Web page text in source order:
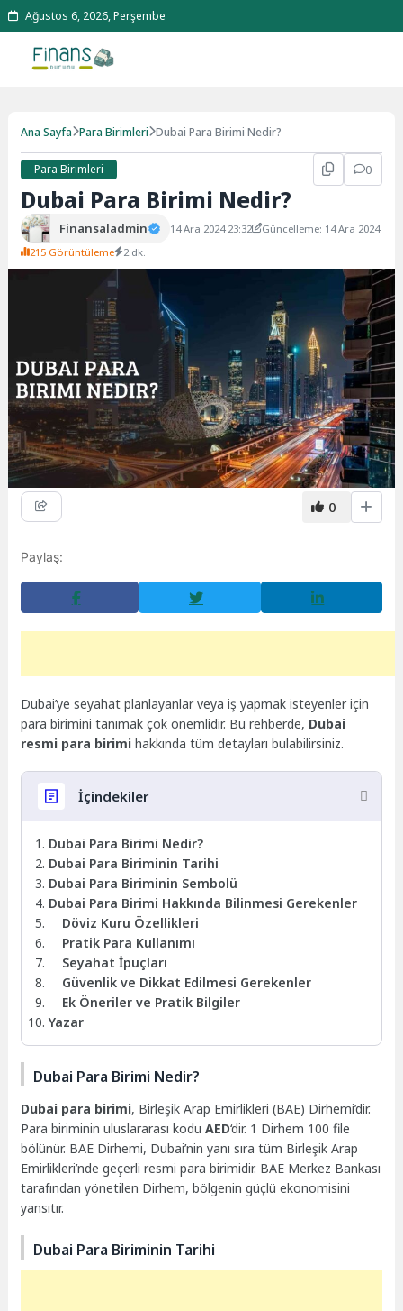
Ağustos 6, 2026, Perşembe
Ana Sayfa Para Birimleri Dubai Para Birimi Nedir?
Para Birimleri 0
Dubai Para Birimi Nedir?
Finansaladmin 14 Ara 2024 23:32
Güncelleme: 14 Ara 2024
215 Görüntüleme
2 dk.
0
Paylaş:
Dubai’ye seyahat planlayanlar veya iş yapmak isteyenler için
para birimini tanımak çok önemlidir. Bu rehberde, Dubai
resmi para birimi hakkında tüm detayları bulabilirsiniz.
İçindekiler
Dubai Para Birimi Nedir?
Dubai Para Biriminin Tarihi
Dubai Para Biriminin Sembolü
Dubai Para Birimi Hakkında Bilinmesi Gerekenler
Döviz Kuru Özellikleri
Pratik Para Kullanımı
Seyahat İpuçları
Güvenlik ve Dikkat Edilmesi Gerekenler
Ek Öneriler ve Pratik Bilgiler
Yazar
Dubai Para Birimi Nedir?
Dubai para birimi, Birleşik Arap Emirlikleri (BAE) Dirhemi’dir.
Para biriminin uluslararası koduAED‘dir. 1 Dirhem 100 file
bölünür. BAE Dirhemi, Dubai’nin yanı sıra tüm Birleşik Arap
Emirlikleri’nde geçerli resmi para birimidir. BAE Merkez Bankası
tarafından yönetilen Dirhem, bölgenin güçlü ekonomisini
yansıtır.
Dubai Para Biriminin Tarihi